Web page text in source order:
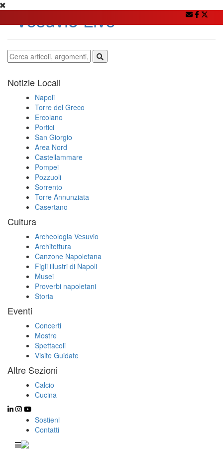
Notizie Locali
Napoli
Torre del Greco
Ercolano
Portici
San Giorgio
Area Nord
Castellammare
Pompei
Pozzuoli
Sorrento
Torre Annunziata
Casertano
Cultura
Archeologia Vesuvio
Architettura
Canzone Napoletana
Figli illustri di Napoli
Musei
Proverbi napoletani
Storia
Eventi
Concerti
Mostre
Spettacoli
Visite Guidate
Altre Sezioni
Calcio
Cucina
Sostieni
Contatti